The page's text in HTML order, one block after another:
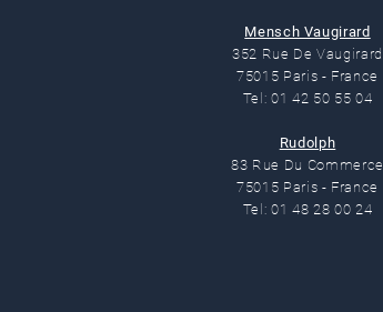
Mensch Vaugirard
352 Rue De Vaugirard
75015 Paris - France
Tel: 01 42 50 55 04
Rudolph
83 Rue Du Commerce
75015 Paris - France
Tel: 01 48 28 00 24